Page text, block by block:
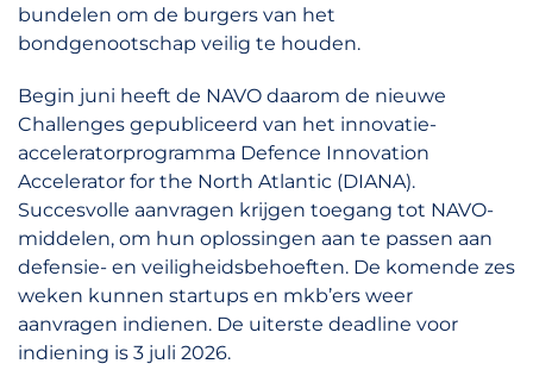
bundelen om de burgers van het
bondgenootschap veilig te houden.
Begin juni heeft de NAVO daarom de nieuwe
Challenges gepubliceerd van het innovatie-
acceleratorprogramma Defence Innovation
Accelerator for the North Atlantic (DIANA).
Succesvolle aanvragen krijgen toegang tot NAVO-
middelen, om hun oplossingen aan te passen aan
defensie- en veiligheidsbehoeften. De komende zes
weken kunnen startups en mkb’ers weer
aanvragen indienen. De uiterste deadline voor
indiening is 3 juli 2026.